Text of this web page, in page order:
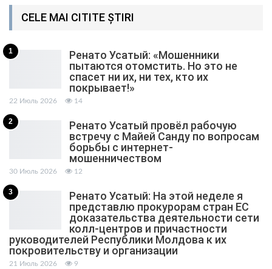
CELE MAI CITITE ȘTIRI
1
Ренато Усатый: «Мошенники
пытаются отомстить. Но это не
спасет ни их, ни тех, кто их
покрывает!»
22 Июль 2026 14
2
Ренато Усатый провёл рабочую
встречу с Майей Санду по вопросам
борьбы с интернет-
мошенничеством
30 Июль 2026 12
3
Ренато Усатый: На этой неделе я
представлю прокурорам стран ЕС
доказательства деятельности сети
колл-центров и причастности
руководителей Республики Молдова к их
покровительству и организации
21 Июль 2026 9